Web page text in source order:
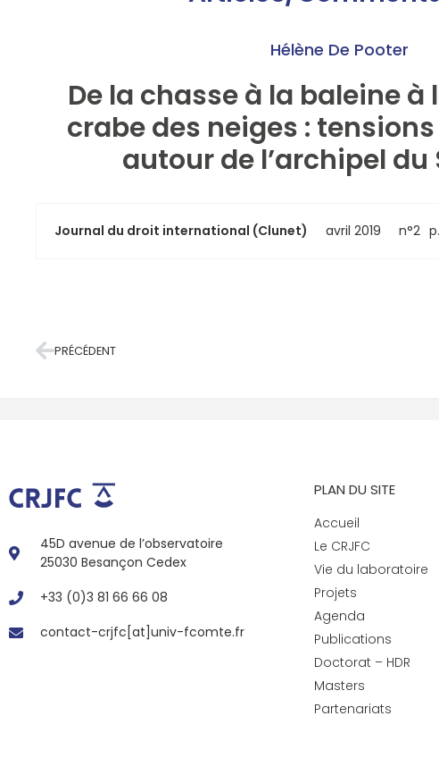
Hélène De Pooter
De la chasse à la baleine
crabe des neiges :
autour de l’archipel du
Journal du droit international (Clunet) avril 2019 n°2
PRÉCÉDENT
45D avenue de l’observatoire
25030 Besançon Cedex
+33 (0)3 81 66 66 08
contact-crjfc[at]univ-fcomte.fr
PLAN DU SITE
Accueil
Le CRJFC
Vie du laboratoire
Projets
Agenda
Publications
Doctorat – HDR
Masters
Partenariats